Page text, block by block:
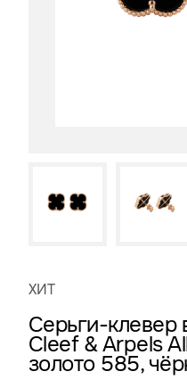
ХИТ
Серьги-клевер
Cleef & Arpels
золото 585,